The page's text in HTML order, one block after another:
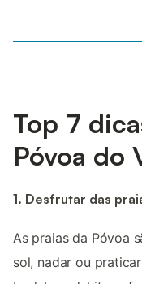
Top 7
Póvoa do
1. Desfrutar das
As praias da Póvoa
sol, nadar ou